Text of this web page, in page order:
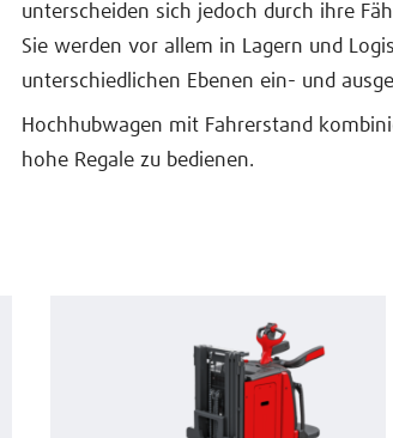
unterscheiden sich jedoch durch ihre
Sie werden vor allem in Lagern und
unterschiedlichen Ebenen ein- und
Hochhubwagen mit Fahrerstand
hohe Regale zu bedienen.